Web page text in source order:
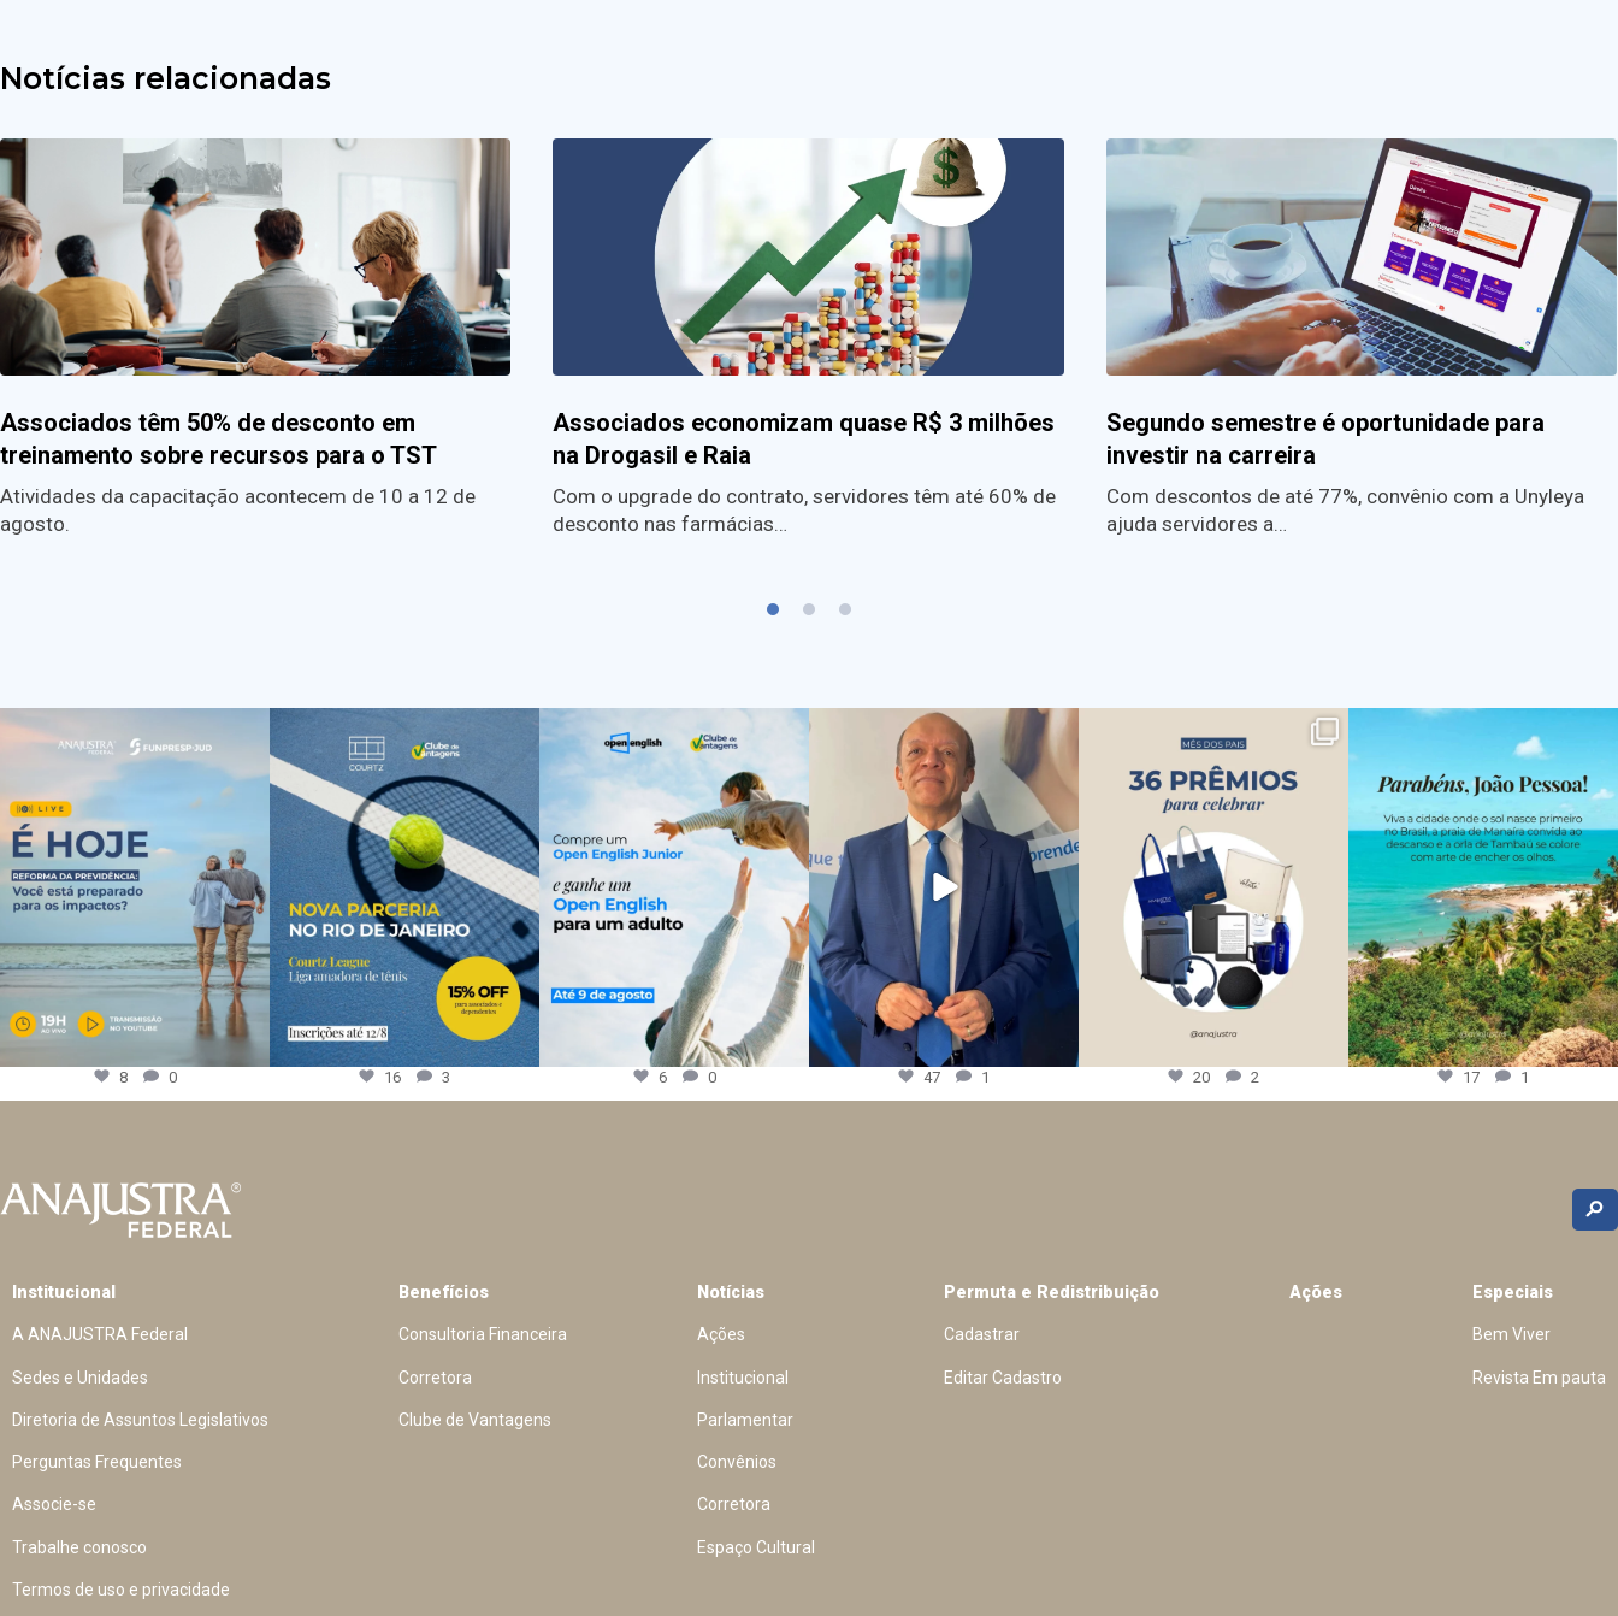
Notícias relacionadas
Associados têm 50% de desconto em
treinamento sobre recursos para o TST
Atividades da capacitação acontecem de 10 a 12 de
agosto.
Associados economizam quase R$ 3 milhões
na Drogasil e Raia
Com o upgrade do contrato, servidores têm até 60% de
desconto nas farmácias…
Segundo semestre é oportunidade para
investir na carreira
Com descontos de até 77%, convênio com a Unyleya
ajuda servidores a…
8 0 16 3 6 0 47 1 20 2 17 1
Institucional
A ANAJUSTRA Federal
Sedes e Unidades
Diretoria de Assuntos Legislativos
Perguntas Frequentes
Associe-se
Trabalhe conosco
Termos de uso e privacidade
Benefícios
Consultoria Financeira
Corretora
Clube de Vantagens
Notícias
Ações
Institucional
Parlamentar
Convênios
Corretora
Espaço Cultural
Permuta e Redistribuição
Cadastrar
Editar Cadastro
Ações Especiais
Bem Viver
Revista Em pauta